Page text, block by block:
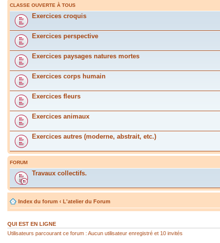
CLASSE OUVERTE À TOUS
Exercices croquis
Exercices perspective
Exercices paysages natures mortes
Exercices corps humain
Exercices fleurs
Exercices animaux
Exercices autres (moderne, abstrait, etc.)
FORUM
Travaux collectifs.
Index du forum ‹ L'atelier du Forum
QUI EST EN LIGNE
Utilisateurs parcourant ce forum : Aucun utilisateur enregistré et 10 invités